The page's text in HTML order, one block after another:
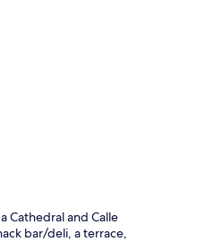
Cathedral and Calle
bar/deli, a terrace,